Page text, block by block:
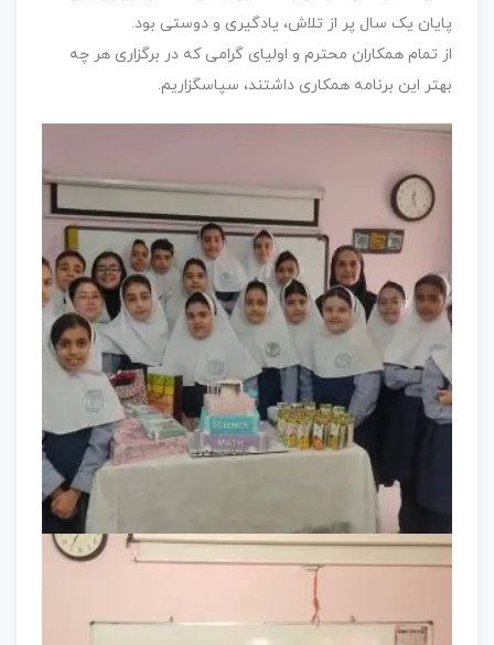
پایان یک سال پر از تلاش، یادگیری و دوستی بود.
از تمام همکاران محترم و اولیای گرامی که در برگزاری هر چه
بهتر این برنامه همکاری داشتند، سپاسگزاریم.